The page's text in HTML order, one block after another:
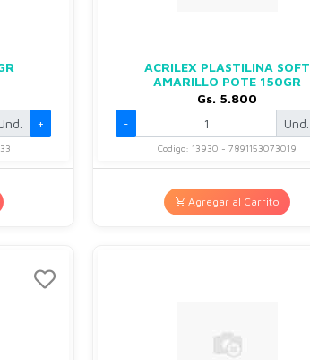
+
ACRILEX PLASTILINA SOFT
AMARILLO POTE 150GR
Gs. 5.800
-
Und.
Codigo: 13930 - 7891153073019
Agregar al Carrito